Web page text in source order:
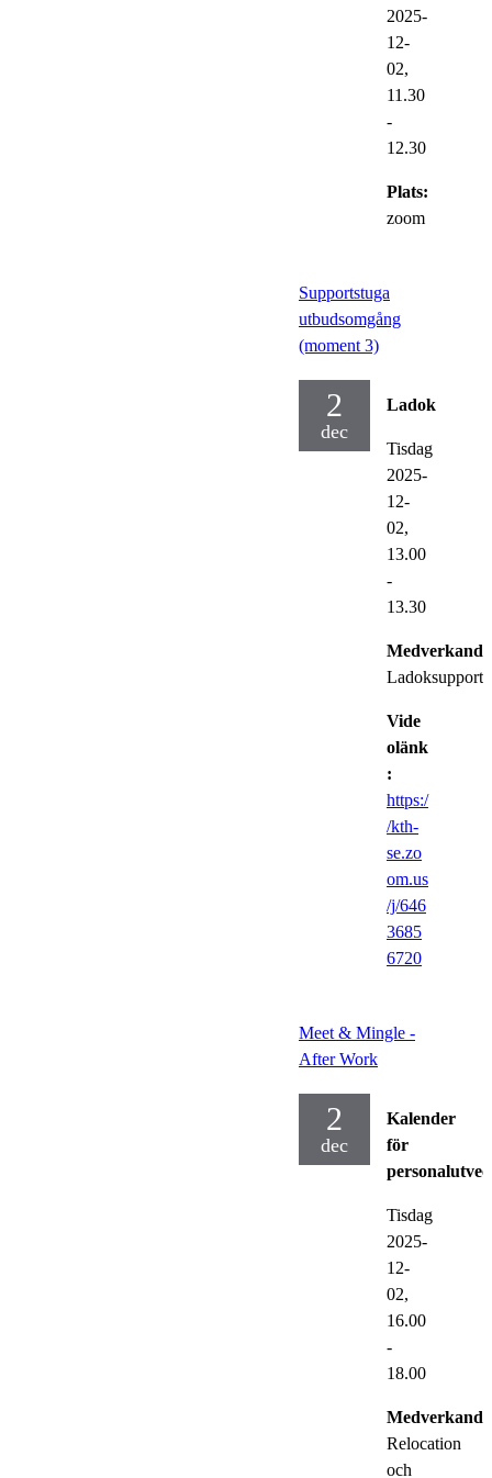
2025-
12-
02,
11.30
-
12.30
Plats:
zoom
Supportstuga
utbudsomgång
(moment 3)
2
dec
Ladok
Tisdag
2025-
12-
02,
13.00
-
13.30
Vide
olänk
:
https:/
/kth-
se.zo
om.us
/j/646
3685
6720
Meet & Mingle -
After Work
2
dec
Kalender
för
Tisdag
2025-
12-
02,
16.00
-
18.00
Relocation
och